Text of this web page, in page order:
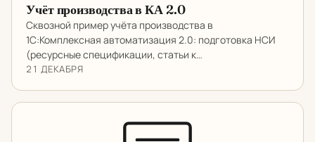
Учёт производства в КА 2.0
Сквозной пример учёта производства в
1С:Комплексная автоматизация 2.0: подготовка НСИ
(ресурсные спецификации, статьи к…
21 ДЕКАБРЯ